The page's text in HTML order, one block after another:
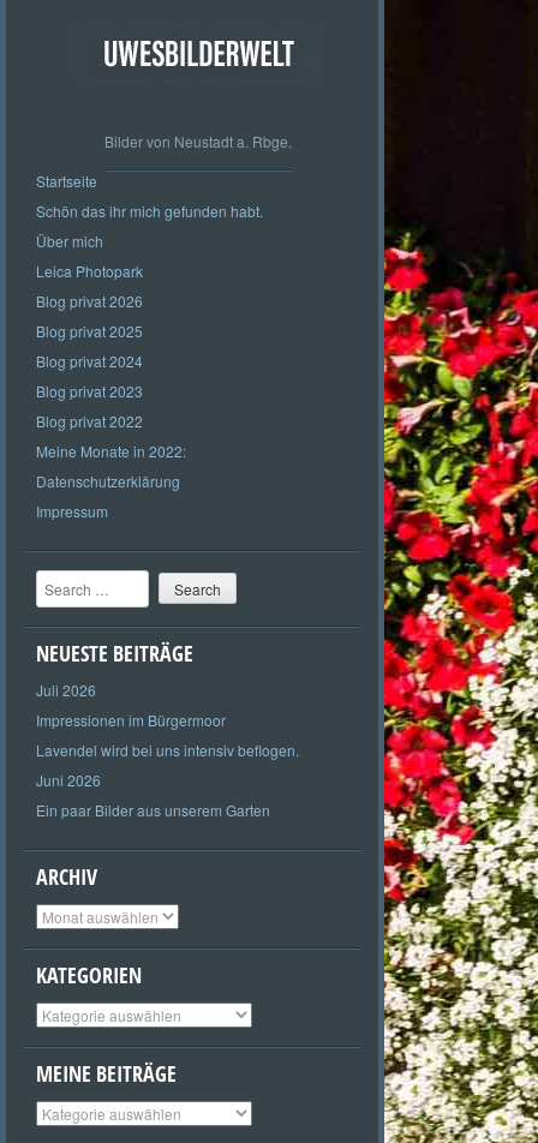
Bilder von Neustadt a. Rbge.
Startseite
Schön das ihr mich gefunden habt.
Über mich
Leica Photopark
Blog privat 2026
Blog privat 2025
Blog privat 2024
Blog privat 2023
Blog privat 2022
Meine Monate in 2022:
Datenschutzerklärung
Impressum
Search
NEUESTE BEITRÄGE
Juli 2026
Impressionen im Bürgermoor
Lavendel wird bei uns intensiv beflogen.
Juni 2026
Ein paar Bilder aus unserem Garten
ARCHIV
Archiv
KATEGORIEN
Kategorien
MEINE BEITRÄGE
Meine
Beiträge